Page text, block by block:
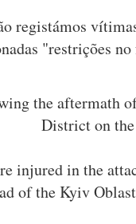
registámos
"restrições
the aftermath
District on
injured in the
of the Kyiv